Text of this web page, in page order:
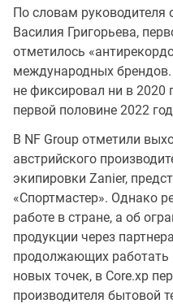
По словам руководителя
Василия Григорьева,
отметилось
международных
не фиксировал ни в 2020
первой половине 2022
В NF Group отметили
австрийского
экипировки Zanier,
«Спортмастер». Однако
работе в стране, а об
продукции через
продолжающих работать
новых точек, в Core.xp
производителя бытовой